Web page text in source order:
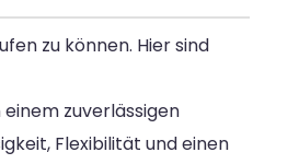
zu können. Hier sind
zuverlässigen
Flexibilität und einen